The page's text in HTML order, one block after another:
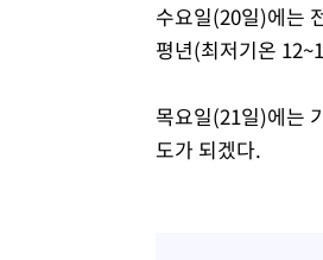
수요일(20일)에는
평년(최저기온
목요일(21일)에는
도가 되겠다.